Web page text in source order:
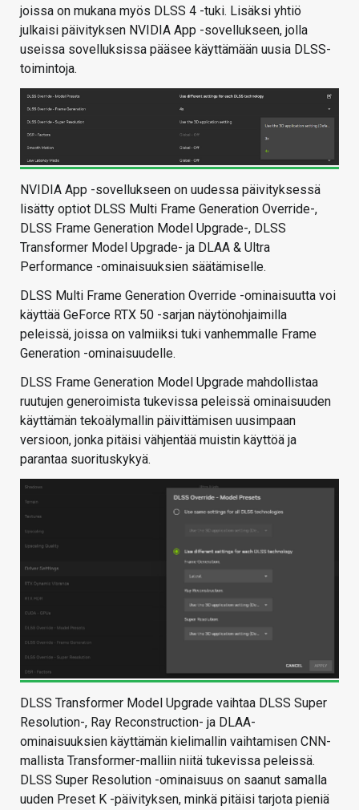
joissa on mukana myös DLSS 4 -tuki. Lisäksi yhtiö
julkaisi päivityksen NVIDIA App -sovellukseen, jolla
useissa sovelluksissa pääsee käyttämään uusia DLSS-
toimintoja.
NVIDIA App -sovellukseen on uudessa päivityksessä
lisätty optiot DLSS Multi Frame Generation Override-,
DLSS Frame Generation Model Upgrade-, DLSS
Transformer Model Upgrade- ja DLAA & Ultra
Performance -ominaisuuksien säätämiselle.
DLSS Multi Frame Generation Override -ominaisuutta voi
käyttää GeForce RTX 50 -sarjan näytönohjaimilla
peleissä, joissa on valmiiksi tuki vanhemmalle Frame
Generation -ominaisuudelle.
DLSS Frame Generation Model Upgrade mahdollistaa
ruutujen generoimista tukevissa peleissä ominaisuuden
käyttämän tekoälymallin päivittämisen uusimpaan
versioon, jonka pitäisi vähjentää muistin käyttöä ja
parantaa suorituskykyä.
DLSS Transformer Model Upgrade vaihtaa DLSS Super
Resolution-, Ray Reconstruction- ja DLAA-
ominaisuuksien käyttämän kielimallin vaihtamisen CNN-
mallista Transformer-malliin niitä tukevissa peleissä.
DLSS Super Resolution -ominaisuus on saanut samalla
uuden Preset K -päivityksen, minkä pitäisi tarjota pieniä